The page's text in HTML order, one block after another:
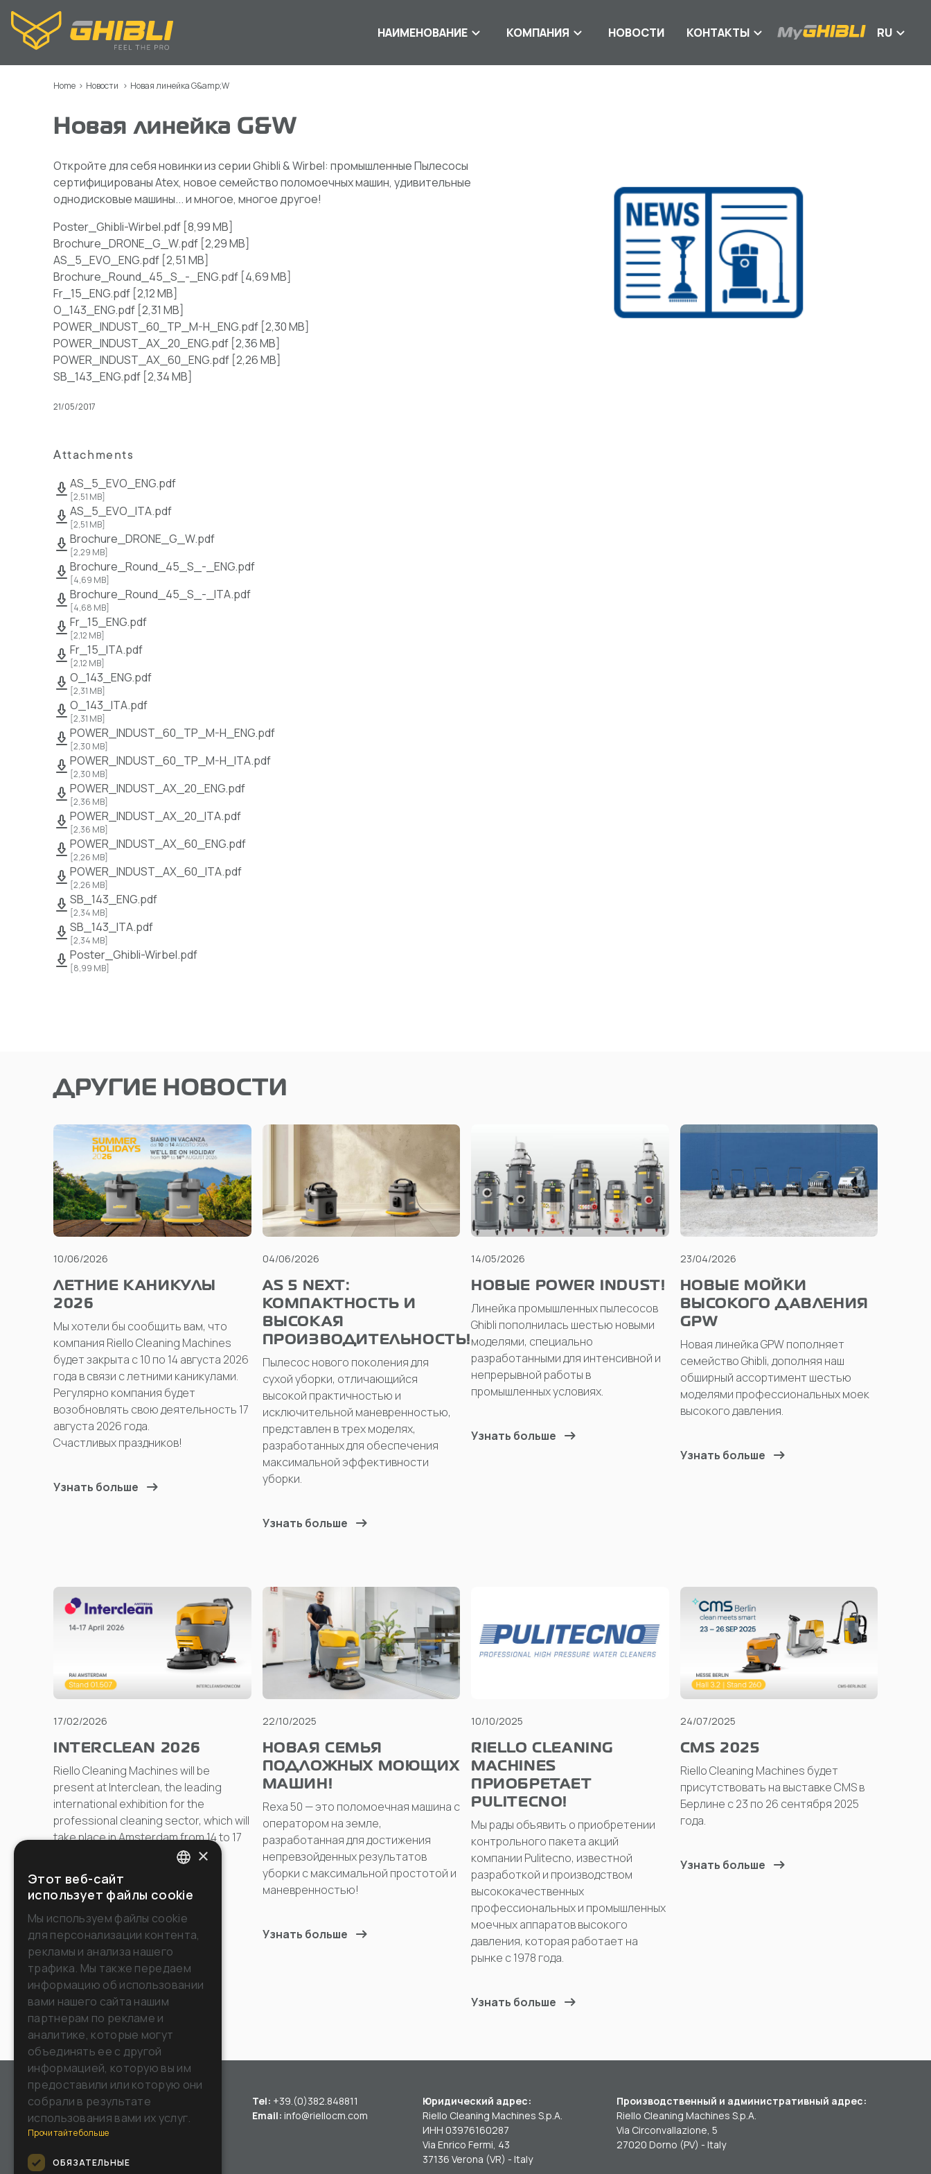
НАИМЕНОВАНИЕ КОМПАНИЯ НОВОСТИ КОНТАКТЫ RU
Home > Новости > Новая линейка G&amp;W
Новая линейка G&W
Откройте для себя новинки из серии Ghibli & Wirbel: промышленные Пылесосы
сертифицированы Atex, новое семейство поломоечных машин, удивительные
однодисковые машины... и многое, многое другое!
Poster_Ghibli-Wirbel.pdf [8,99 MB]
Brochure_DRONE_G_W.pdf [2,29 MB]
AS_5_EVO_ENG.pdf [2,51 MB]
Brochure_Round_45_S_-_ENG.pdf [4,69 MB]
Fr_15_ENG.pdf [2,12 MB]
O_143_ENG.pdf [2,31 MB]
POWER_INDUST_60_TP_M-H_ENG.pdf [2,30 MB]
POWER_INDUST_AX_20_ENG.pdf [2,36 MB]
POWER_INDUST_AX_60_ENG.pdf [2,26 MB]
SB_143_ENG.pdf [2,34 MB]
21/05/2017
Attachments
AS_5_EVO_ENG.pdf
[2,51 MB]
AS_5_EVO_ITA.pdf
[2,51 MB]
Brochure_DRONE_G_W.pdf
[2,29 MB]
Brochure_Round_45_S_-_ENG.pdf
[4,69 MB]
Brochure_Round_45_S_-_ITA.pdf
[4,68 MB]
Fr_15_ENG.pdf
[2,12 MB]
Fr_15_ITA.pdf
[2,12 MB]
O_143_ENG.pdf
[2,31 MB]
O_143_ITA.pdf
[2,31 MB]
POWER_INDUST_60_TP_M-H_ENG.pdf
[2,30 MB]
POWER_INDUST_60_TP_M-H_ITA.pdf
[2,30 MB]
POWER_INDUST_AX_20_ENG.pdf
[2,36 MB]
POWER_INDUST_AX_20_ITA.pdf
[2,36 MB]
POWER_INDUST_AX_60_ENG.pdf
[2,26 MB]
POWER_INDUST_AX_60_ITA.pdf
[2,26 MB]
SB_143_ENG.pdf
[2,34 MB]
SB_143_ITA.pdf
[2,34 MB]
Poster_Ghibli-Wirbel.pdf
[8,99 MB]
ДРУГИЕ НОВОСТИ
10/06/2026
ЛЕТНИЕ КАНИКУЛЫ
2026
Мы хотели бы сообщить вам, что
компания Riello Cleaning Machines
будет закрыта с 10 по 14 августа 2026
года в связи с летними каникулами.
Регулярно компания будет
возобновлять свою деятельность 17
августа 2026 года.
Счастливых праздников!
Узнать больше
04/06/2026
AS 5 NEXT:
КОМПАКТНОСТЬ И
ВЫСОКАЯ
ПРОИЗВОДИТЕЛЬНОСТЬ!
Пылесос нового поколения для
сухой уборки, отличающийся
высокой практичностью и
исключительной маневренностью,
представлен в трех моделях,
разработанных для обеспечения
максимальной эффективности
уборки.
Узнать больше
14/05/2026
НОВЫЕ POWER INDUST!
Линейка промышленных пылесосов
Ghibli пополнилась шестью новыми
моделями, специально
разработанными для интенсивной и
непрерывной работы в
промышленных условиях.
Узнать больше
23/04/2026
НОВЫЕ МОЙКИ
ВЫСОКОГО ДАВЛЕНИЯ
GPW
Новая линейка GPW пополняет
семейство Ghibli, дополняя наш
обширный ассортимент шестью
моделями профессиональных моек
высокого давления.
Узнать больше
17/02/2026
INTERCLEAN 2026
Riello Cleaning Machines will be
present at Interclean, the leading
international exhibition for the
professional cleaning sector, which will
take place in Amsterdam from 14 to 17
Узнать больше
22/10/2025
НОВАЯ СЕМЬЯ
ПОДЛОЖНЫХ МОЮЩИХ
МАШИН!
Rexa 50 — это поломоечная машина с
оператором на земле,
разработанная для достижения
непревзойденных результатов
уборки с максимальной простотой и
маневренностью!
Узнать больше
10/10/2025
RIELLO CLEANING
MACHINES
ПРИОБРЕТАЕТ
PULITECNO!
Мы рады объявить о приобретении
контрольного пакета акций
компании Pulitecno, известной
разработкой и производством
высококачественных
профессиональных и промышленных
моечных аппаратов высокого
давления, которая работает на
рынке с 1978 года.
Узнать больше
24/07/2025
CMS 2025
Riello Cleaning Machines будет
присутствовать на выставке CMS в
Берлине с 23 по 26 сентября 2025
года.
Узнать больше
Tel: +39.(0)382.848811
Email:info@riellocm.com
Юридический адрес:
Riello Cleaning Machines S.p.A.
ИНН 03976160287
Via Enrico Fermi, 43
37136 Verona (VR) - Italy
Производственный и административный адрес:
Riello Cleaning Machines S.p.A.
Via Circonvallazione, 5
27020 Dorno (PV) - Italy
ENGLISH
FRENCH
GERMAN
SPANISH
×
Этот веб-сайт
использует файлы cookie
Мы используем файлы cookie
для персонализации контента,
рекламы и анализа нашего
трафика. Мы также передаем
информацию об использовании
вами нашего сайта нашим
партнерам по рекламе и
аналитике, которые могут
объединять ее с другой
информацией, которую вы им
предоставили или которую они
собрали в результате
использования вами их услуг.
Прочитайте больше
ОБЯЗАТЕЛЬНЫЕ